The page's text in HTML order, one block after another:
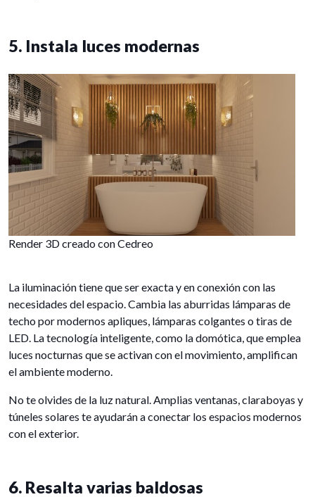
5. Instala luces modernas
Render 3D creado con Cedreo
La iluminación tiene que ser exacta y en conexión con las
necesidades del espacio. Cambia las aburridas lámparas de
techo por modernos apliques, lámparas colgantes o tiras de
LED. La tecnología inteligente, como la domótica, que emplea
luces nocturnas que se activan con el movimiento, amplifican
el ambiente moderno.
No te olvides de la luz natural. Amplias ventanas, claraboyas y
túneles solares te ayudarán a conectar los espacios modernos
con el exterior.
6. Resalta varias baldosas